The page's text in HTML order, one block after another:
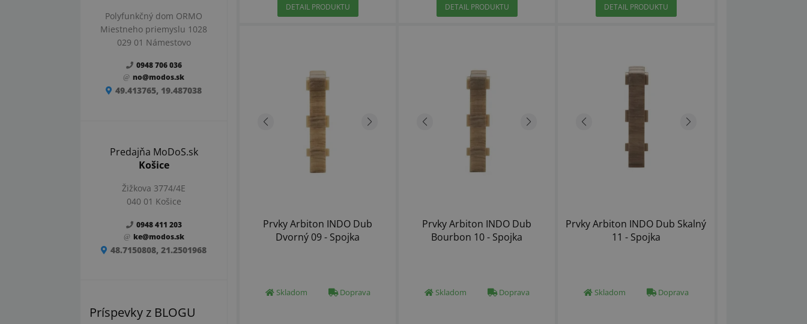
Polyfunkčný dom ORMO
Miestneho priemyslu 1028
029 01 Námestovo
0948 706 036
no@modos.sk
49.413765, 19.487038
Predajňa MoDoS.sk
Košice
Žižkova 3774/4E
040 01 Košice
0948 411 203
ke@modos.sk
48.7150808, 21.2501968
Príspevky z BLOGU
DETAIL PRODUKTU DETAIL PRODUKTU DETAIL PRODUKTU
Prvky Arbiton INDO Dub
Dvorný 09 - Spojka
Skladom Doprava
Prvky Arbiton INDO Dub
Bourbon 10 - Spojka
Skladom Doprava
Prvky Arbiton INDO Dub Skalný
11 - Spojka
Skladom Doprava